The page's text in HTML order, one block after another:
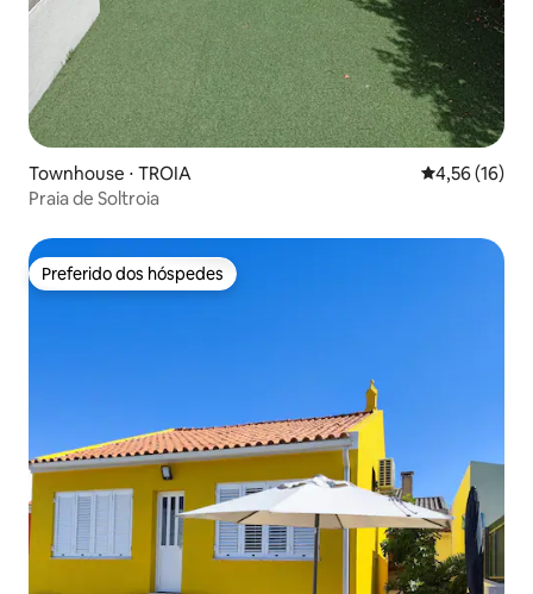
Townhouse ⋅ TROIA 4,56 de uma
4,56 (16)
Praia de Soltroia
Preferido dos hóspedes
Preferido dos hóspedes